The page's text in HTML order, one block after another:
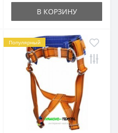
В КОРЗИНУ
Популярный